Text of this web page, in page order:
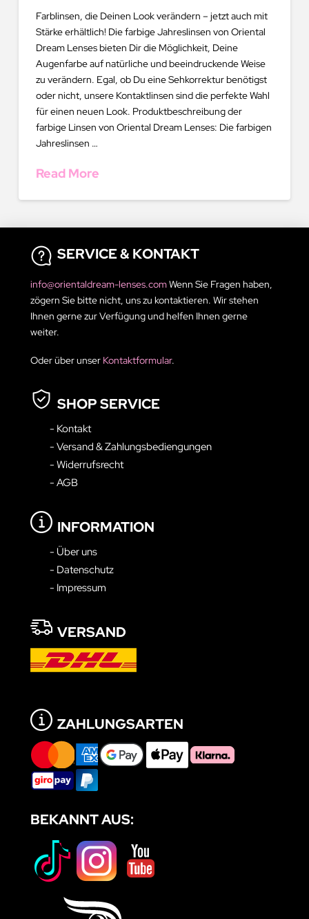
Farblinsen, die Deinen Look verändern – jetzt auch mit
Stärke erhältlich! Die farbige Jahreslinsen von Oriental
Dream Lenses bieten Dir die Möglichkeit, Deine
Augenfarbe auf natürliche und beeindruckende Weise
zu verändern. Egal, ob Du eine Sehkorrektur benötigst
oder nicht, unsere Kontaktlinsen sind die perfekte Wahl
für einen neuen Look. Produktbeschreibung der
farbige Linsen von Oriental Dream Lenses: Die farbigen
Jahreslinsen …
Read More
SERVICE & KONTAKT
info@orientaldream-lenses.comWenn Sie Fragen haben,
zögern Sie bitte nicht, uns zu kontaktieren. Wir stehen
Ihnen gerne zur Verfügung und helfen Ihnen gerne
weiter.
Oder über unser Kontaktformular.
SHOP SERVICE
- Kontakt
- Versand & Zahlungsbediengungen
- Widerrufsrecht
- AGB
INFORMATION
- Über uns
- Datenschutz
- Impressum
VERSAND
ZAHLUNGSARTEN
BEKANNT AUS: